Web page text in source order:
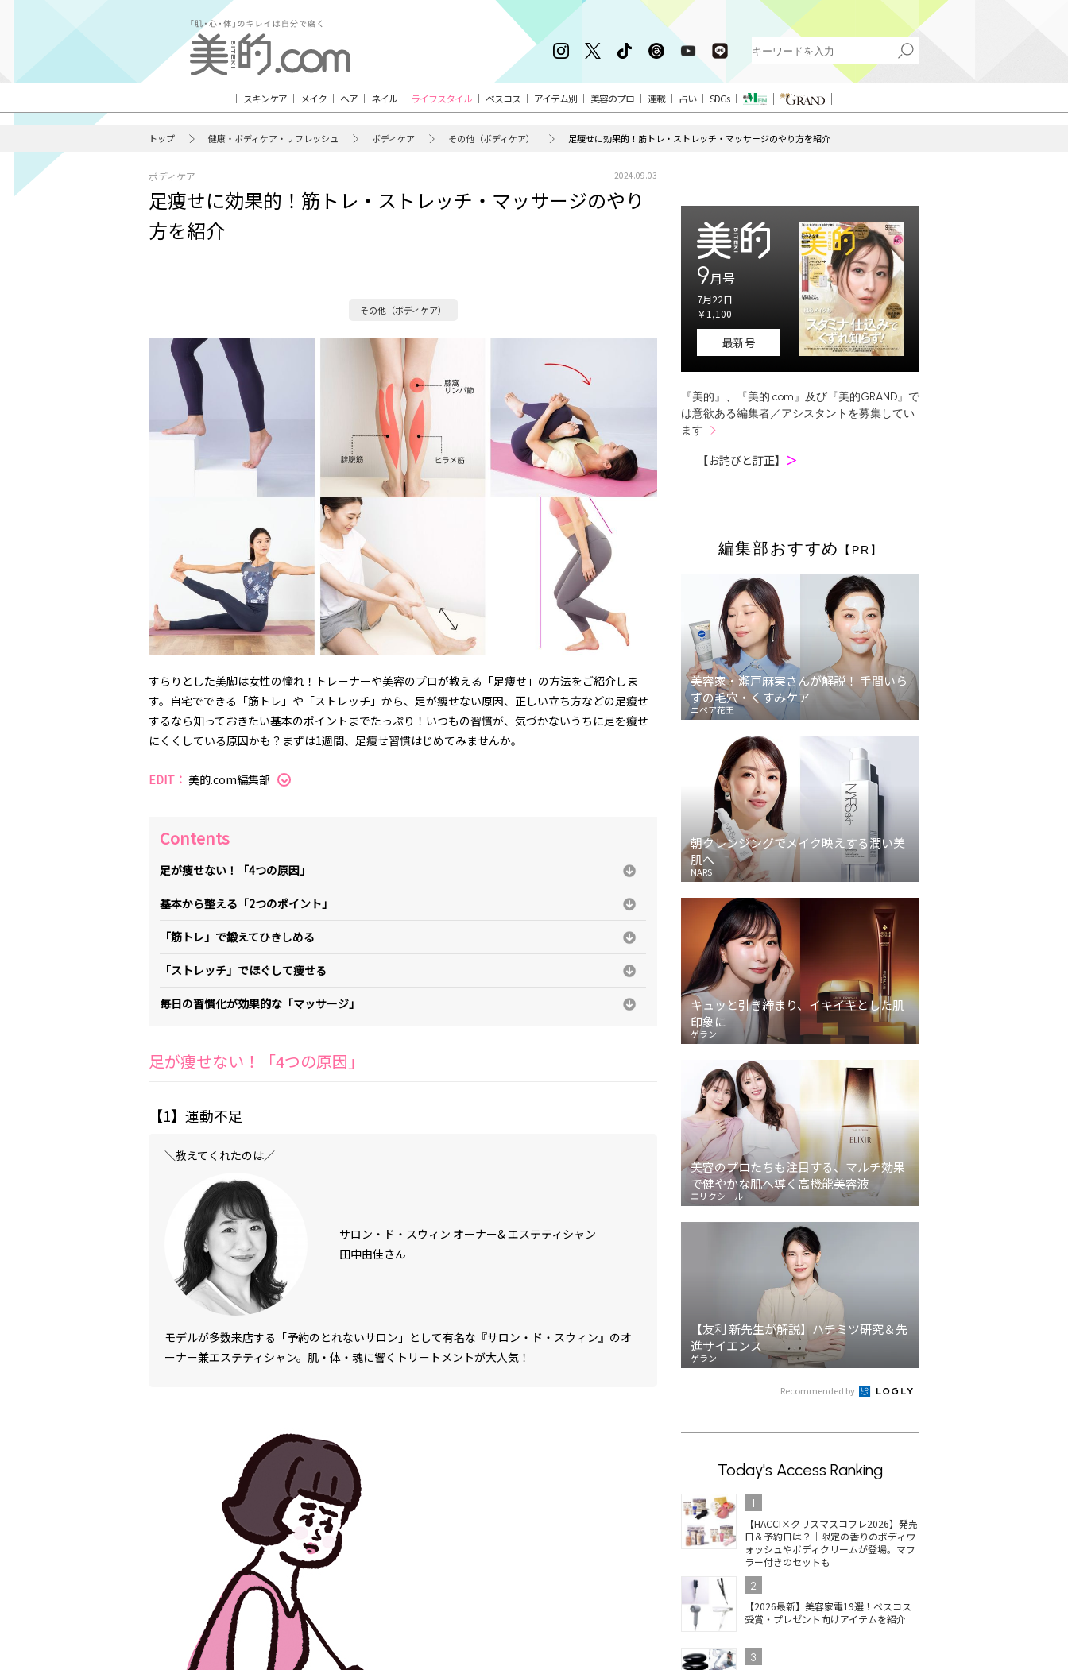
スキンケア メイク ヘア ネイル ライフスタイル ベスコス アイテム別 美容のプロ 連載 占い SDGs
トップ 健康・ボディケア・リフレッシュ ボディケア その他（ボディケア） 足痩せに効果的！筋トレ・ストレッチ・マッサージのやり方を紹介
ボディケア 2024.09.03
足痩せに効果的！筋トレ・ストレッチ・マッサージのやり
方を紹介
その他（ボディケア）
すらりとした美脚は女性の憧れ！トレーナーや美容のプロが教える「足痩せ」の方法をご紹介しま
す。自宅でできる「筋トレ」や「ストレッチ」から、足が瘦せない原因、正しい立ち方などの足瘦せ
するなら知っておきたい基本のポイントまでたっぷり！いつもの習慣が、気づかないうちに足を瘦せ
にくくしている原因かも？まずは1週間、足痩せ習慣はじめてみませんか。
EDIT： 美的.com編集部
Contents
足が痩せない！「4つの原因」
基本から整える「2つのポイント」
「筋トレ」で鍛えてひきしめる
「ストレッチ」でほぐして痩せる
毎日の習慣化が効果的な「マッサージ」
足が痩せない！「4つの原因」
【1】運動不足
＼教えてくれたのは／
サロン・ド・スウィン オーナー& エステティシャン
田中由佳さん
モデルが多数来店する「予約のとれないサロン」として有名な『サロン・ド・スウィン』のオ
ーナー兼エステティシャン。肌・体・魂に響くトリートメントが大人気！
9月号
7月22日
￥1,100
最新号
『美的』、『美的.com』及び『美的GRAND』で
は意欲ある編集者／アシスタントを募集してい
ます
【お詫びと訂正】 ＞
編集部おすすめ 【PR】
美容家・瀬戸麻実さんが解説！ 手間いら
ずの毛穴・くすみケア
ニベア花王
朝クレンジングでメイク映えする潤い美
肌へ
NARS
キュッと引き締まり、イキイキとした肌
印象に
ゲラン
美容のプロたちも注目する、マルチ効果
で健やかな肌へ導く高機能美容液
エリクシール
【友利 新先生が解説】ハチミツ研究＆先
進サイエンス
ゲラン
Recommended by
Today's Access Ranking
1
【HACCI×クリスマスコフレ2026】発売
日＆予約日は？｜限定の香りのボディウ
ォッシュやボディクリームが登場。マフ
ラー付きのセットも
2
【2026最新】美容家電19選！ベスコス
受賞・プレゼント向けアイテムを紹介
3